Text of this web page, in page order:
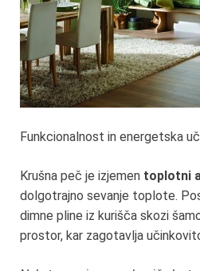
Funkcionalnost in energetska
Krušna peč je izjemen toplotni
dolgotrajno sevanje toplote.
dimne pline iz kurišča skozi
prostor, kar zagotavlja